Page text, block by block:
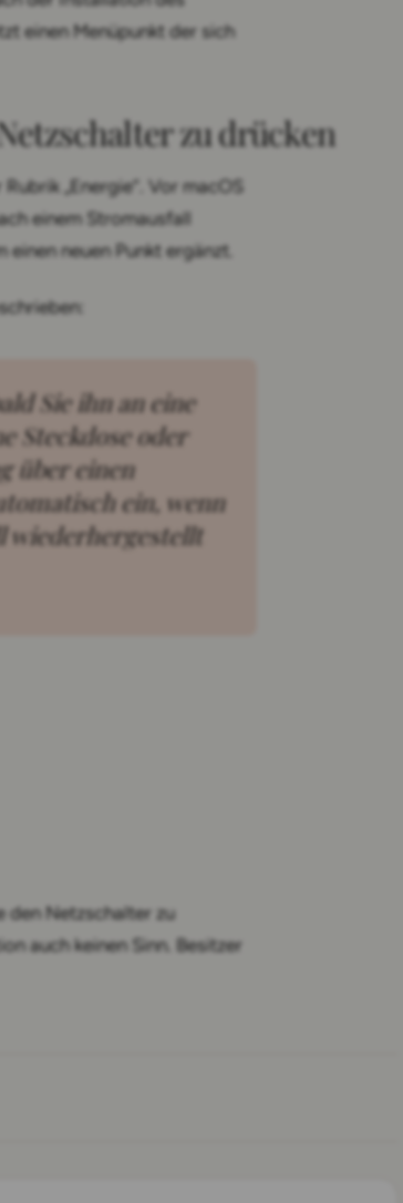
einen Menüpunkt der sich
zu drücken
„Energie“. Vor macOS
einem Stromausfall
neuen Punkt ergänzt.
Steckdose oder
über einen
ein, wenn
wiederhergestellt
den Netzschalter zu
auch keinen Sinn. Besitzer